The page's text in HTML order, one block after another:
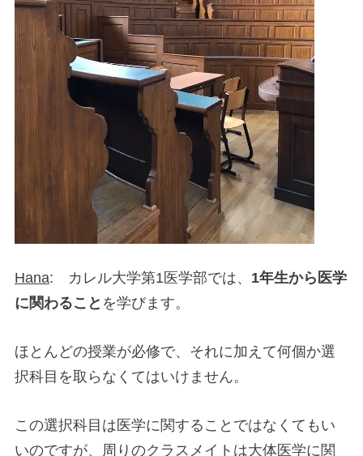
Hana: カレル大学第1医学部では、 1年生から医学
に関わること を学びます。
ほとんどの授業が必修で、それに加えて何個か選
択科目を取らなくてはいけません。
この選択科目は医学に関することではなくてもい
いのですが、周りのクラスメイトは大体医学に関